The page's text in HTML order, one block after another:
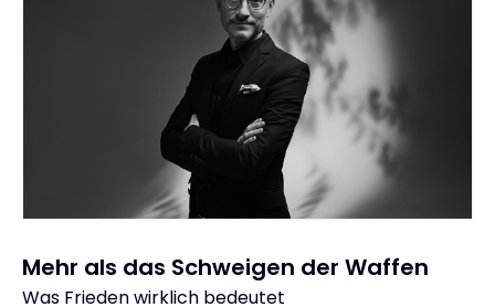
Mehr als das Schweigen der Waffen
Was Frieden wirklich bedeutet